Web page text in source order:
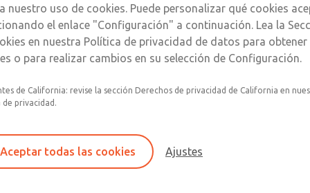
21]
nuestro uso de cookies. Puede personalizar qué cookies
el enlace "Configuración" a continuación. Lea la
en nuestra Política de privacidad de datos para obtener
o para realizar cambios en su selección de Configuración.
de California: revise la sección Derechos de privacidad de California en
de privacidad.
Aceptar todas las cookies Ajustes